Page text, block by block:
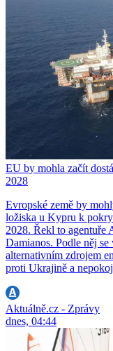
EU by mohla začít
2028
Evropské země by
ložiska u Kypru k
2028. Řekl to agentuře
Damianos. Podle něj
alternativním zdrojem
proti Ukrajině a
Aktuálně.cz - Zprávy
dnes, 04:44